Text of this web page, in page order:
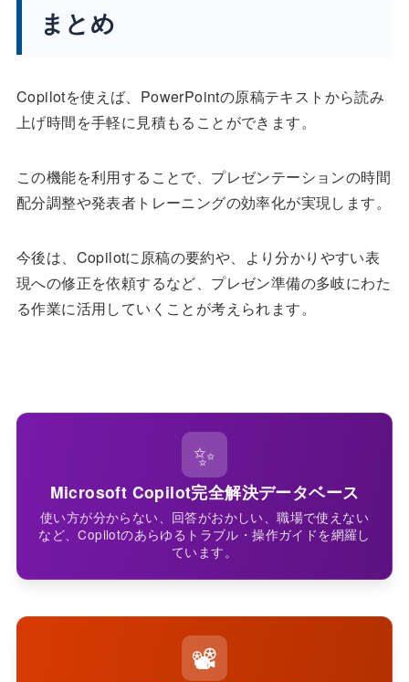
まとめ
Copilotを使えば、PowerPointの原稿テキストから読み
上げ時間を手軽に見積もることができます。
この機能を利用することで、プレゼンテーションの時間
配分調整や発表者トレーニングの効率化が実現します。
今後は、Copilotに原稿の要約や、より分かりやすい表
現への修正を依頼するなど、プレゼン準備の多岐にわた
る作業に活用していくことが考えられます。
✨
Microsoft Copilot完全解決データベース
使い方が分からない、回答がおかしい、職場で使えない
など、Copilotのあらゆるトラブル・操作ガイドを網羅し
ています。
📽️